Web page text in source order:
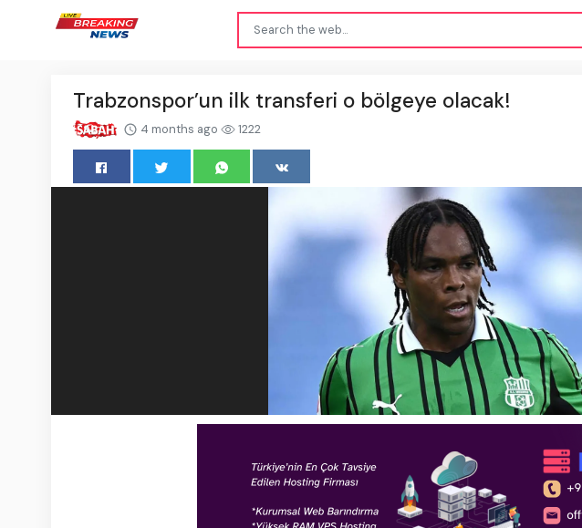
Trabzonspor’un ilk transferi o bölgeye olacak!
4 months ago 1222